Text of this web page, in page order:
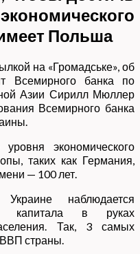
Польша
на «Громадське», об
Всемирного банка по
Азии Сирилл Мюллер
Всемирного банка
экономического
таких как Германия,
— 100 лет.
наблюдается
капитала в руках
Так, 3 самых
страны.